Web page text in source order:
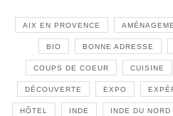
AIX EN PROVENCE
BIO BONNE ADRESSE
COUPS DE COEUR CUISINE
DÉCOUVERTE EXPO
HÔTEL INDE INDE DU NORD